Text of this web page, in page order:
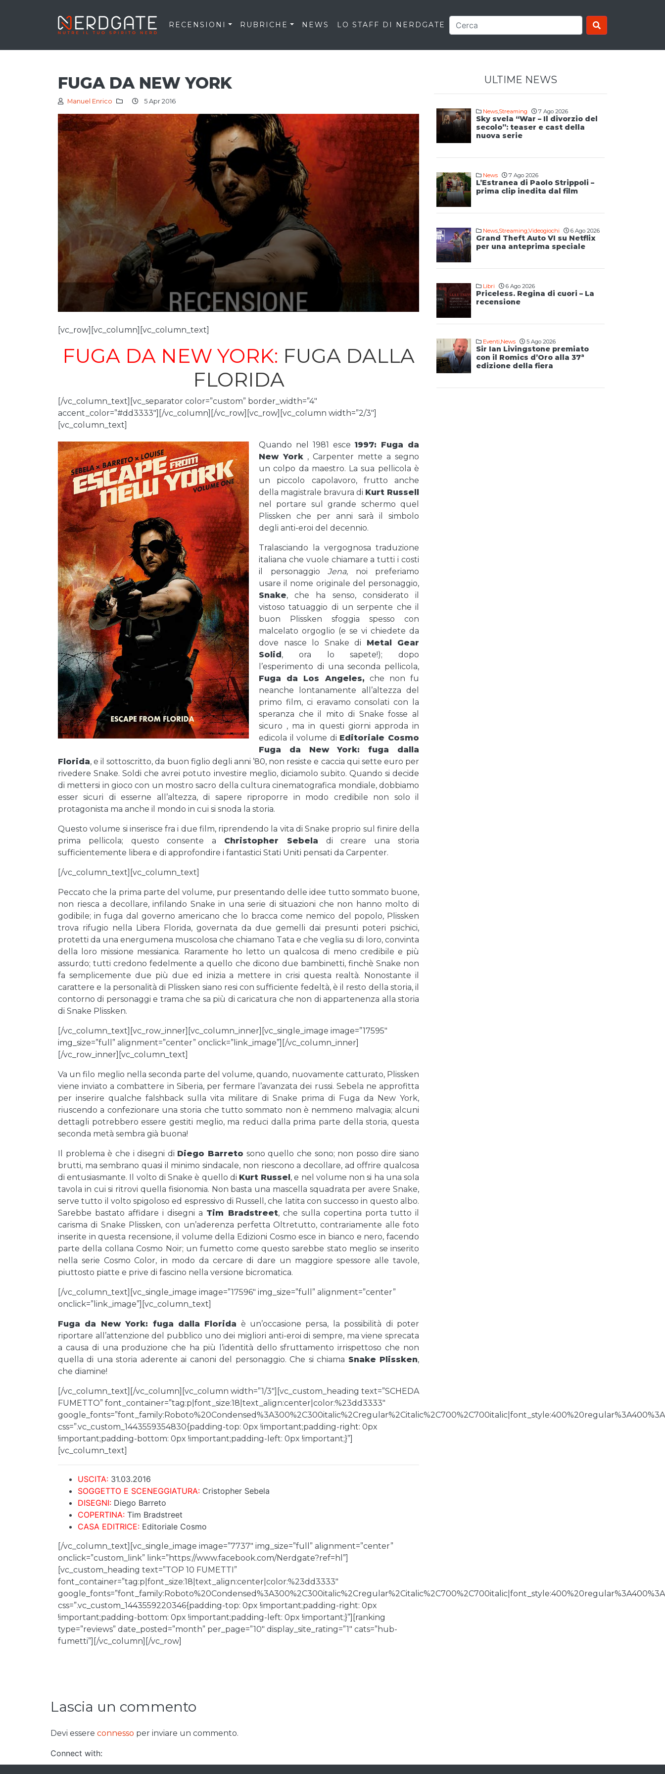
RECENSIONI RUBRICHE NEWS LO STAFF DI NERDGATE
FUGA DA NEW YORK
Manuel Enrico 5 Apr 2016
[vc_row][vc_column][vc_column_text]
FUGA DA NEW YORK: FUGA DALLA
FLORIDA
[/vc_column_text][vc_separator color=”custom” border_width=”4″
accent_color=”#dd3333″][/vc_column][/vc_row][vc_row][vc_column width=”2/3″]
[vc_column_text]
Quando nel 1981 esce 1997: Fuga da
New York , Carpenter mette a segno
un colpo da maestro. La sua pellicola è
un piccolo capolavoro, frutto anche
della magistrale bravura di Kurt Russell
nel portare sul grande schermo quel
Plissken che per anni sarà il simbolo
degli anti-eroi del decennio.
Tralasciando la vergognosa traduzione
italiana che vuole chiamare a tutti i costi
il personaggio Jena, noi preferiamo
usare il nome originale del personaggio,
Snake, che ha senso, considerato il
vistoso tatuaggio di un serpente che il
buon Plissken sfoggia spesso con
malcelato orgoglio (e se vi chiedete da
dove nasce lo Snake di Metal Gear
Solid, ora lo sapete!); dopo
l’esperimento di una seconda pellicola,
Fuga da Los Angeles, che non fu
neanche lontanamente all’altezza del
primo film, ci eravamo consolati con la
speranza che il mito di Snake fosse al
sicuro , ma in questi giorni approda in
edicola il volume di Editoriale Cosmo
Fuga da New York: fuga dalla
Florida, e il sottoscritto, da buon figlio degli anni ’80, non resiste e caccia qui sette euro per
rivedere Snake. Soldi che avrei potuto investire meglio, diciamolo subito. Quando si decide
di mettersi in gioco con un mostro sacro della cultura cinematografica mondiale, dobbiamo
esser sicuri di esserne all’altezza, di sapere riproporre in modo credibile non solo il
protagonista ma anche il mondo in cui si snoda la storia.
Questo volume si inserisce fra i due film, riprendendo la vita di Snake proprio sul finire della
prima pellicola; questo consente a Christopher Sebela di creare una storia
sufficientemente libera e di approfondire i fantastici Stati Uniti pensati da Carpenter.
[/vc_column_text][vc_column_text]
Peccato che la prima parte del volume, pur presentando delle idee tutto sommato buone,
non riesca a decollare, infilando Snake in una serie di situazioni che non hanno molto di
godibile; in fuga dal governo americano che lo bracca come nemico del popolo, Plissken
trova rifugio nella Libera Florida, governata da due gemelli dai presunti poteri psichici,
protetti da una energumena muscolosa che chiamano Tata e che veglia su di loro, convinta
della loro missione messianica. Raramente ho letto un qualcosa di meno credibile e più
assurdo; tutti credono fedelmente a quello che dicono due bambinetti, finchè Snake non
fa semplicemente due più due ed inizia a mettere in crisi questa realtà. Nonostante il
carattere e la personalità di Plissken siano resi con sufficiente fedeltà, è il resto della storia, il
contorno di personaggi e trama che sa più di caricatura che non di appartenenza alla storia
di Snake Plissken.
[/vc_column_text][vc_row_inner][vc_column_inner][vc_single_image image=”17595″
img_size=”full” alignment=”center” onclick=”link_image”][/vc_column_inner]
[/vc_row_inner][vc_column_text]
Va un filo meglio nella seconda parte del volume, quando, nuovamente catturato, Plissken
viene inviato a combattere in Siberia, per fermare l’avanzata dei russi. Sebela ne approfitta
per inserire qualche falshback sulla vita militare di Snake prima di Fuga da New York,
riuscendo a confezionare una storia che tutto sommato non è nemmeno malvagia; alcuni
dettagli potrebbero essere gestiti meglio, ma reduci dalla prima parte della storia, questa
seconda metà sembra già buona!
Il problema è che i disegni di Diego Barreto sono quello che sono; non posso dire siano
brutti, ma sembrano quasi il minimo sindacale, non riescono a decollare, ad offrire qualcosa
di entusiasmante. Il volto di Snake è quello di Kurt Russel, e nel volume non si ha una sola
tavola in cui si ritrovi quella fisionomia. Non basta una mascella squadrata per avere Snake,
serve tutto il volto spigoloso ed espressivo di Russell, che latita con successo in questo albo.
Sarebbe bastato affidare i disegni a Tim Bradstreet, che sulla copertina porta tutto il
carisma di Snake Plissken, con un’aderenza perfetta Oltretutto, contrariamente alle foto
inserite in questa recensione, il volume della Edizioni Cosmo esce in bianco e nero, facendo
parte della collana Cosmo Noir; un fumetto come questo sarebbe stato meglio se inserito
nella serie Cosmo Color, in modo da cercare di dare un maggiore spessore alle tavole,
piuttosto piatte e prive di fascino nella versione bicromatica.
[/vc_column_text][vc_single_image image=”17596″ img_size=”full” alignment=”center”
onclick=”link_image”][vc_column_text]
Fuga da New York: fuga dalla Florida è un’occasione persa, la possibilità di poter
riportare all’attenzione del pubblico uno dei migliori anti-eroi di sempre, ma viene sprecata
a causa di una produzione che ha più l’identità dello sfruttamento irrispettoso che non
quella di una storia aderente ai canoni del personaggio. Che si chiama Snake Plissken,
che diamine!
[/vc_column_text][/vc_column][vc_column width=”1/3″][vc_custom_heading text=”SCHEDA
FUMETTO” font_container=”tag:p|font_size:18|text_align:center|color:%23dd3333″
css=”.vc_custom_1443559354830{padding-top: 0px !important;padding-right: 0px
!important;padding-bottom: 0px !important;padding-left: 0px !important;}”]
[vc_column_text]
USCITA: 31.03.2016
SOGGETTO E SCENEGGIATURA: Cristopher Sebela
DISEGNI: Diego Barreto
COPERTINA: Tim Bradstreet
CASA EDITRICE: Editoriale Cosmo
[/vc_column_text][vc_single_image image=”7737″ img_size=”full” alignment=”center”
onclick=”custom_link” link=”https://www.facebook.com/Nerdgate?ref=hl”]
[vc_custom_heading text=”TOP 10 FUMETTI”
font_container=”tag:p|font_size:18|text_align:center|color:%23dd3333″
css=”.vc_custom_1443559220346{padding-top: 0px !important;padding-right: 0px
!important;padding-bottom: 0px !important;padding-left: 0px !important;}”][ranking
type=”reviews” date_posted=”month” per_page=”10″ display_site_rating=”1″ cats=”hub-
fumetti”][/vc_column][/vc_row]
ULTIME NEWS
News,Streaming 7 Ago 2026
Sky svela “War – Il divorzio del
secolo”: teaser e cast della
nuova serie
News 7 Ago 2026
L’Estranea di Paolo Strippoli –
prima clip inedita dal film
News,Streaming,Videogiochi 6 Ago 2026
Grand Theft Auto VI su Netflix
per una anteprima speciale
Libri 6 Ago 2026
Priceless. Regina di cuori – La
recensione
Eventi,News 5 Ago 2026
Sir Ian Livingstone premiato
con il Romics d’Oro alla 37ª
edizione della fiera
Lascia un commento
Devi essere connesso per inviare un commento.
Connect with: